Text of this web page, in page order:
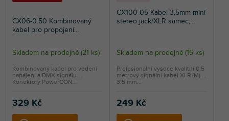
CX06-0.50 Kombinovaný
kabel pro propojení
Průměrné
hodnocení
produktu
5,0
Skladem na prodejně (21 ks)
329 Kč
Kombinovaný kabel pro vedení
napájení a DMX signálu.
Konektory PowerCON...
CX100-05 Kabel 3,5mm mini
stereo jack/XLR samec,
Skladem na prodejně (15 ks)
249 Kč
Profesionální vysoce kvalitní 0.5
metrový signální kabel XLR (M) -
3.5 mm...